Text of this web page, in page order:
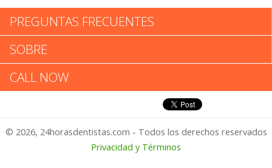
Franklin W Quillin Jr
Franklin W Quillin Jr: Califica tu
Experiencia
1 – No Feliz
PREGUNTAS FRECUENTES
SOBRE
CALL NOW
© 2026, 24horasdentistas.com - Todos los derechos reservados
Privacidad y Términos